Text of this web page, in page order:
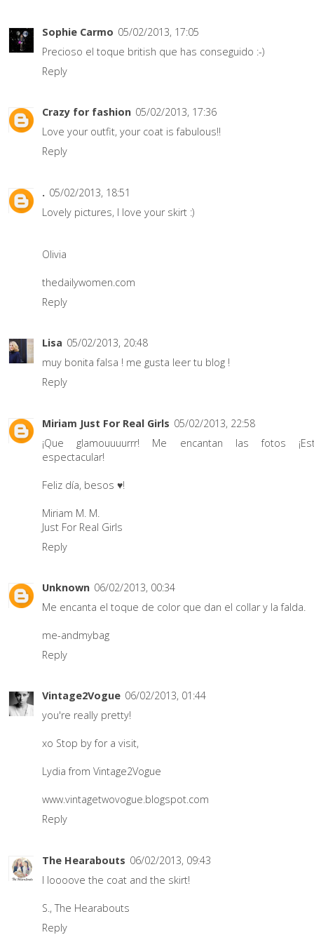
Sophie Carmo 05/02/2013, 17:05
Precioso el toque british que has conseguido :-)
Reply
Crazy for fashion 05/02/2013, 17:36
Love your outfit, your coat is fabulous!!
Reply
. 05/02/2013, 18:51
Lovely pictures, I love your skirt :)
Olivia
thedailywomen.com
Reply
Lisa 05/02/2013, 20:48
muy bonita falsa ! me gusta leer tu blog !
Reply
Miriam Just For Real Girls 05/02/2013, 22:58
¡Que glamouuuurrr! Me encantan las fotos
espectacular!
Feliz día, besos ♥!
Miriam M. M.
Just For Real Girls
Reply
Unknown 06/02/2013, 00:34
Me encanta el toque de color que dan el collar y la falda.
me-andmybag
Reply
Vintage2Vogue 06/02/2013, 01:44
you're really pretty!
xo Stop by for a visit,
Lydia from Vintage2Vogue
www.vintagetwovogue.blogspot.com
Reply
The Hearabouts 06/02/2013, 09:43
I loooove the coat and the skirt!
S.,The Hearabouts
Reply